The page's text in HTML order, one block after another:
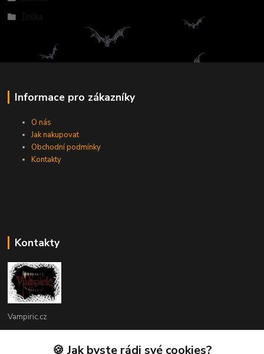
Informace pro zákazníky
O nás
Jak nakupovat
Obchodní podmínky
Kontakty
Kontakty
Vampiric.cz
🍪 Jak byste rádi své cookies?